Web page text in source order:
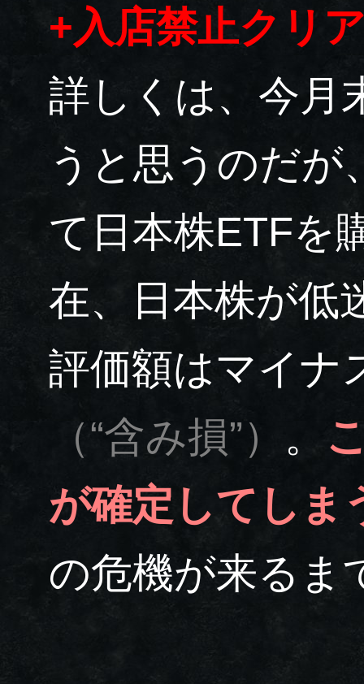
+入店禁止クリ
詳しくは、今月
うと思うのだが
て日本株ETFを
在、日本株が低
評価額はマイナ
（“含み損”） 。
が確定してしま
の危機が来るま